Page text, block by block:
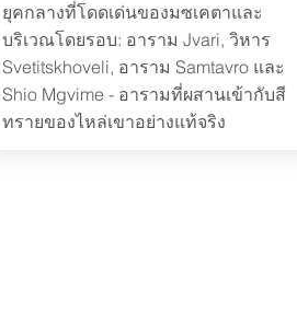
ยุคกลางที่โดดเด่นของมซเคตาและ
บริเวณโดยรอบ: อาราม Jvari, วิหาร
Svetitskhoveli, อาราม Samtavro และ
Shio Mgvime - อารามที่ผสานเข้ากับสี
ทรายของไหล่เขาอย่างแท้จริง